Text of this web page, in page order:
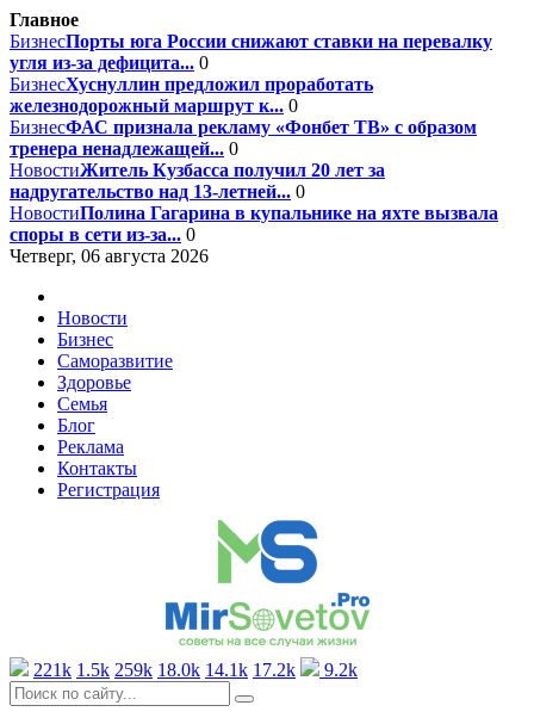
Главное
БизнесПорты юга России снижают ставки на перевалку
угля из-за дефицита... 0
БизнесХуснуллин предложил проработать
железнодорожный маршрут к... 0
БизнесФАС признала рекламу «Фонбет ТВ» с образом
тренера ненадлежащей... 0
НовостиЖитель Кузбасса получил 20 лет за
надругательство над 13-летней... 0
НовостиПолина Гагарина в купальнике на яхте вызвала
споры в сети из-за... 0
Четверг, 06 августа 2026
Новости
Бизнес
Саморазвитие
Здоровье
Семья
Блог
Реклама
Контакты
Регистрация
221k 1.5k 259k 18.0k 14.1k 17.2k 9.2k